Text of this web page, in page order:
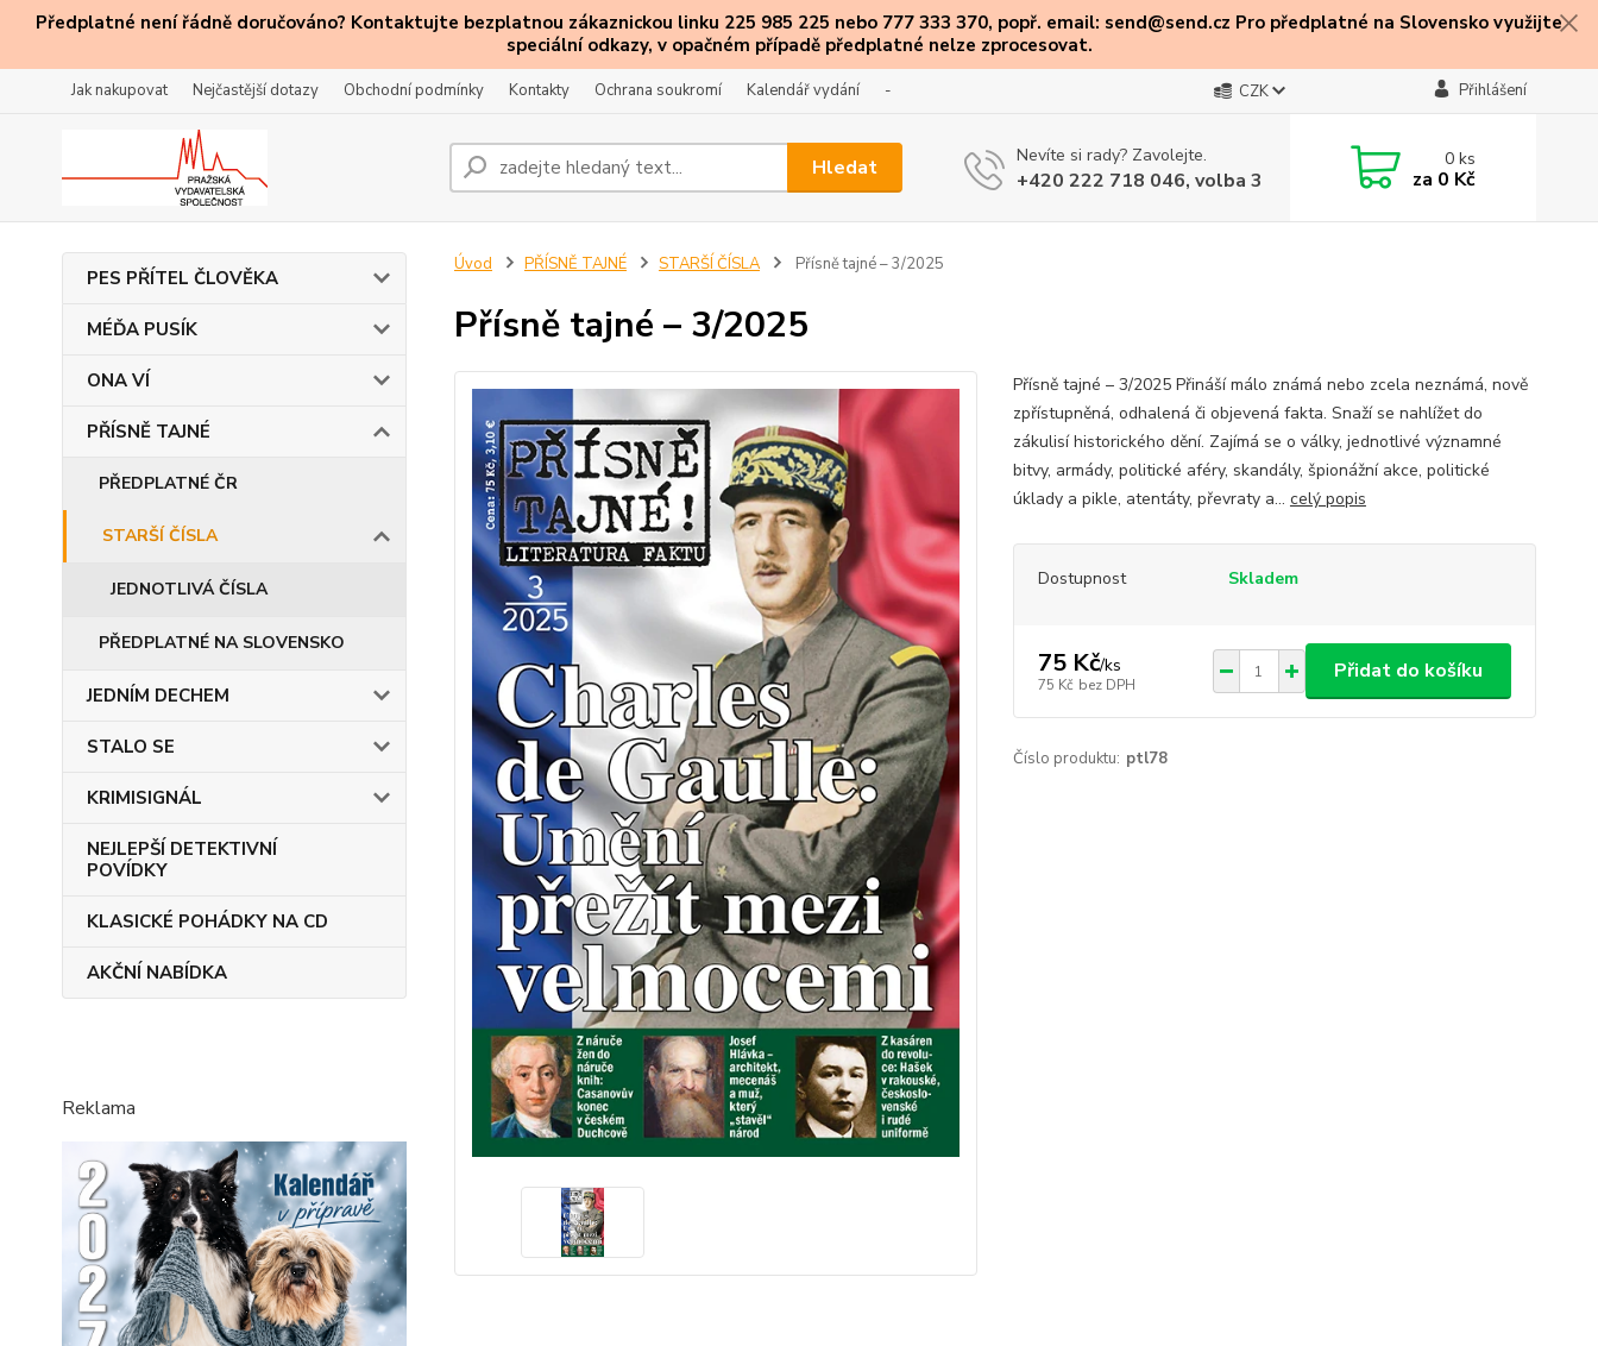
Předplatné není řádně doručováno? Kontaktujte bezplatnou zákaznickou linku 225 985 225 nebo 777 333 370, popř. email: send@send.cz Pro předplatné na Slovensko využijte
speciální odkazy, v opačném případě předplatné nelze zprocesovat.
Jak nakupovat Nejčastější dotazy Obchodní podmínky Kontakty Ochrana soukromí Kalendář vydání - CZK Přihlášení
Hledat Nevíte si rady? Zavolejte.
+420 222 718 046, volba 3
0ks
za 0 Kč
PES PŘÍTEL ČLOVĚKA
MÉĎA PUSÍK
ONA VÍ
PŘÍSNĚ TAJNÉ
PŘEDPLATNÉ ČR
STARŠÍ ČÍSLA
JEDNOTLIVÁ ČÍSLA
PŘEDPLATNÉ NA SLOVENSKO
JEDNÍM DECHEM
STALO SE
KRIMISIGNÁL
NEJLEPŠÍ DETEKTIVNÍ
POVÍDKY
KLASICKÉ POHÁDKY NA CD
AKČNÍ NABÍDKA
Reklama
Úvod PŘÍSNĚ TAJNÉ STARŠÍ ČÍSLA Přísně tajné – 3/2025
Přísně tajné – 3/2025
Přísně tajné – 3/2025 Přináší málo známá nebo zcela neznámá, nově
zpřístupněná, odhalená či objevená fakta. Snaží se nahlížet do
zákulisí historického dění. Zajímá se o války, jednotlivé významné
bitvy, armády, politické aféry, skandály, špionážní akce, politické
úklady a pikle, atentáty, převraty a... celý popis
Dostupnost Skladem
75 Kč/ks
75 Kč bez DPH
Přidat do košíku
Číslo produktu: ptl78